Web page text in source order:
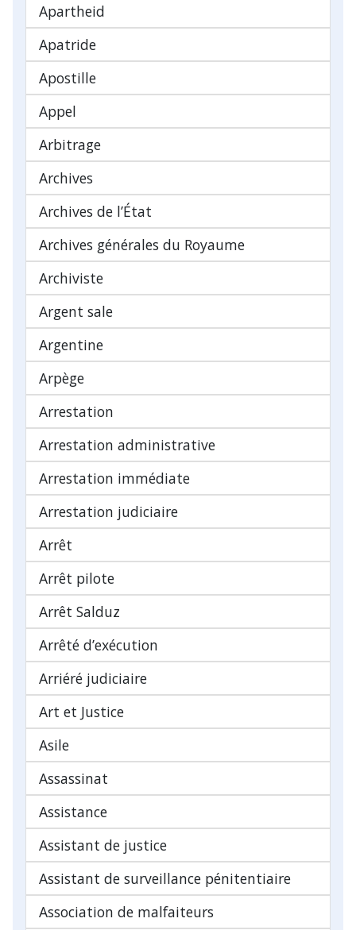
Apartheid
Apatride
Apostille
Appel
Arbitrage
Archives
Archives de l’État
Archives générales du Royaume
Archiviste
Argent sale
Argentine
Arpège
Arrestation
Arrestation administrative
Arrestation immédiate
Arrestation judiciaire
Arrêt
Arrêt pilote
Arrêt Salduz
Arrêté d’exécution
Arriéré judiciaire
Art et Justice
Asile
Assassinat
Assistance
Assistant de justice
Assistant de surveillance pénitentiaire
Association de malfaiteurs